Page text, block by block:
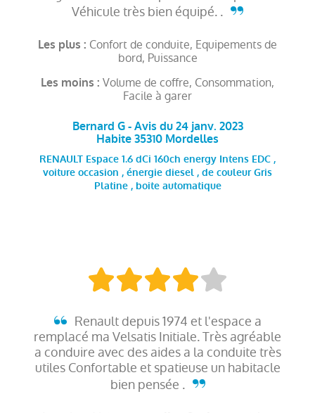
Véhicule très bien équipé. .
Les plus : Confort de conduite, Equipements de
bord, Puissance
Les moins : Volume de coffre, Consommation,
Facile à garer
Bernard G - Avis du 24 janv. 2023
Habite 35310 Mordelles
RENAULT Espace 1.6 dCi 160ch energy Intens EDC ,
voiture occasion , énergie diesel , de couleur Gris
Platine , boite automatique
Renault depuis 1974 et l'espace a
remplacé ma Velsatis Initiale. Très agréable
a conduire avec des aides a la conduite très
utiles Confortable et spatieuse un habitacle
bien pensée .